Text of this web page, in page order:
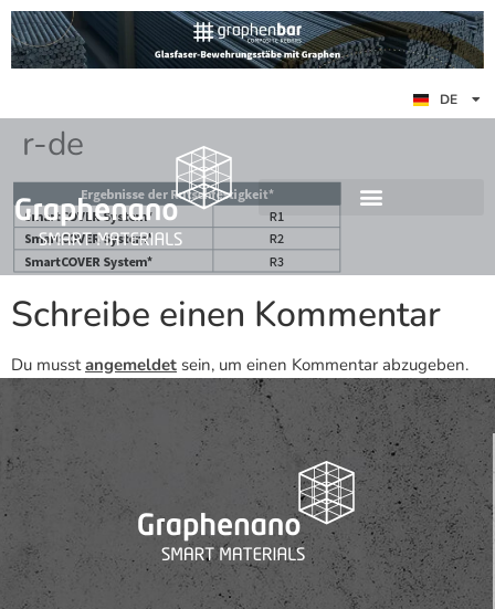
DE
ES
EN
r-de
Schreibe einen Kommentar
Du musstangemeldet sein, um einen Kommentar abzugeben.